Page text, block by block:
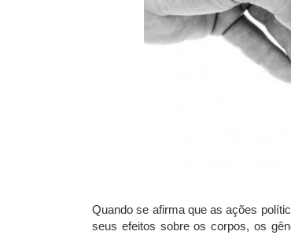
Quando se afirma que as ações
seus efeitos sobre os corpos, os